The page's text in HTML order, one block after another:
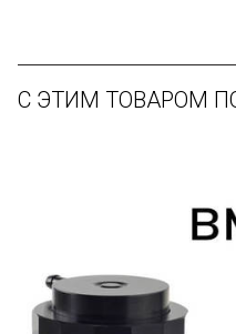
С ЭТИМ ТОВАРОМ